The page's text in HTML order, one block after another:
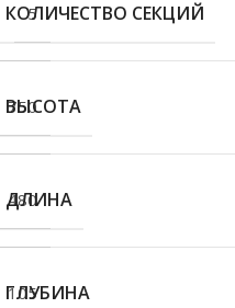
5
750
480
105
КОЛИЧЕСТВО СЕКЦИЙ
ВЫСОТА
ДЛИНА
ГЛУБИНА